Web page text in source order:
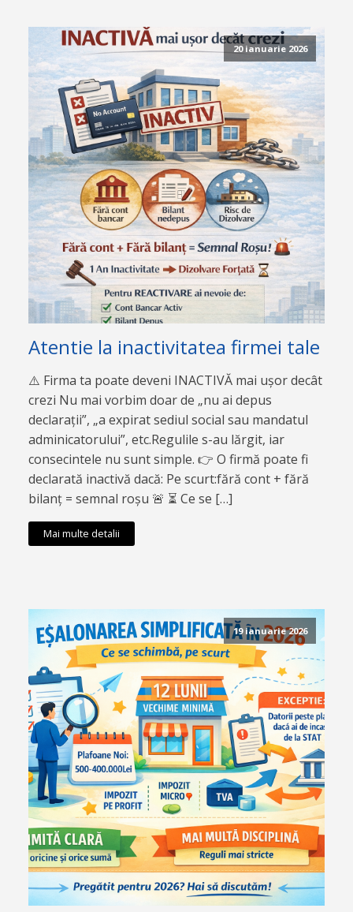
20 ianuarie 2026
Atentie la inactivitatea firmei tale
⚠️ Firma ta poate deveni INACTIVĂ mai ușor decât
crezi Nu mai vorbim doar de „nu ai depus
declarații”, „a expirat sediul social sau mandatul
adminicatorului”, etc.Regulile s-au lărgit, iar
consecintele nu sunt simple. 👉 O firmă poate fi
declarată inactivă dacă: Pe scurt:fără cont + fără
bilanț = semnal roșu 🚨 ⏳ Ce se […]
Mai multe detalii
19 ianuarie 2026